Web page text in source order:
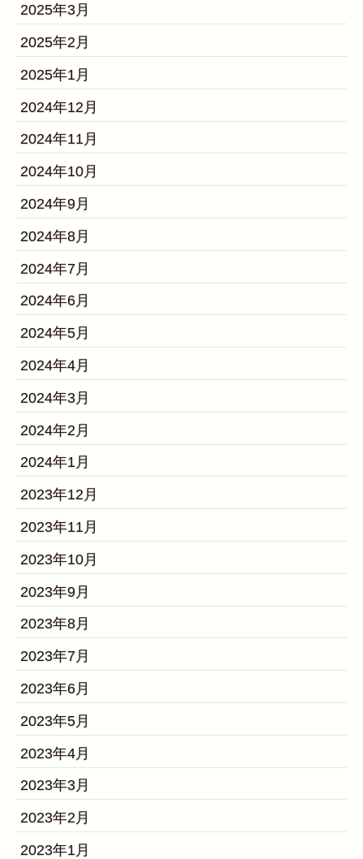
2025年3月
2025年2月
2025年1月
2024年12月
2024年11月
2024年10月
2024年9月
2024年8月
2024年7月
2024年6月
2024年5月
2024年4月
2024年3月
2024年2月
2024年1月
2023年12月
2023年11月
2023年10月
2023年9月
2023年8月
2023年7月
2023年6月
2023年5月
2023年4月
2023年3月
2023年2月
2023年1月